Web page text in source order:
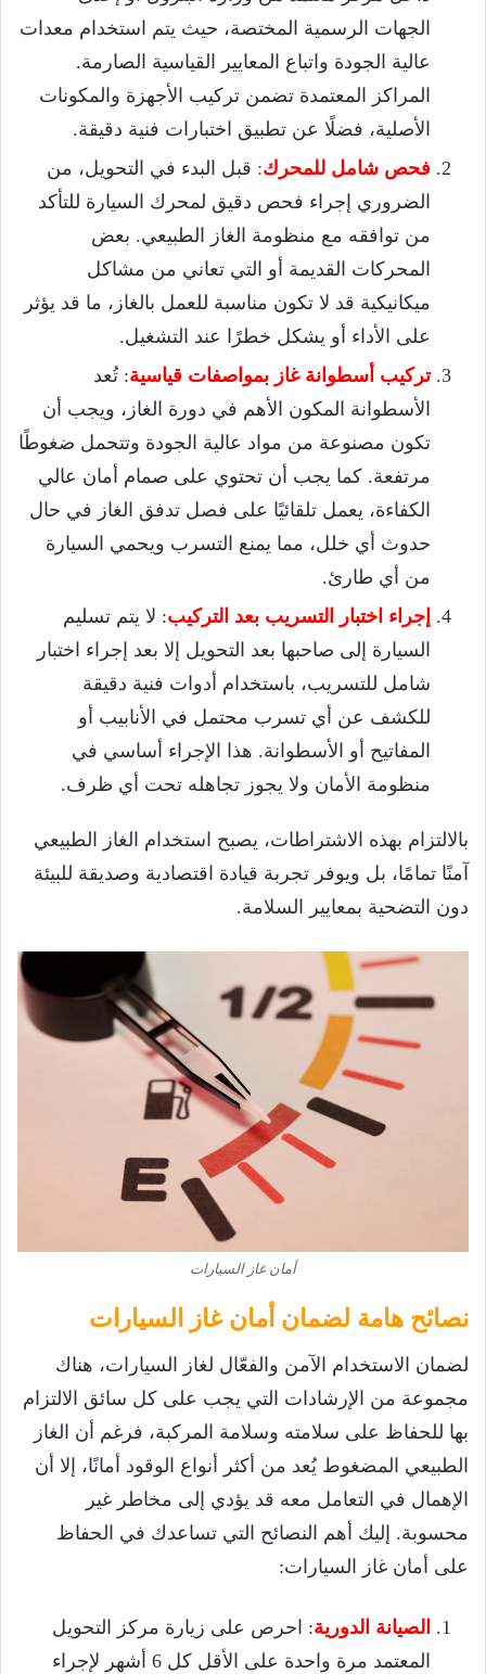
الجهات الرسمية المختصة، حيث يتم استخدام معدات
عالية الجودة واتباع المعايير القياسية الصارمة.
المراكز المعتمدة تضمن تركيب الأجهزة والمكونات
الأصلية، فضلًا عن تطبيق اختبارات فنية دقيقة.
فحص شامل للمحرك: قبل البدء في التحويل، من
الضروري إجراء فحص دقيق لمحرك السيارة للتأكد
من توافقه مع منظومة الغاز الطبيعي. بعض
المحركات القديمة أو التي تعاني من مشاكل
ميكانيكية قد لا تكون مناسبة للعمل بالغاز، ما قد يؤثر
على الأداء أو يشكل خطرًا عند التشغيل.
تركيب أسطوانة غاز بمواصفات قياسية: تُعد
الأسطوانة المكون الأهم في دورة الغاز، ويجب أن
تكون مصنوعة من مواد عالية الجودة وتتحمل ضغوطًا
مرتفعة. كما يجب أن تحتوي على صمام أمان عالي
الكفاءة، يعمل تلقائيًا على فصل تدفق الغاز في حال
حدوث أي خلل، مما يمنع التسرب ويحمي السيارة
من أي طارئ.
إجراء اختبار التسريب بعد التركيب: لا يتم تسليم
السيارة إلى صاحبها بعد التحويل إلا بعد إجراء اختبار
شامل للتسريب، باستخدام أدوات فنية دقيقة
للكشف عن أي تسرب محتمل في الأنابيب أو
المفاتيح أو الأسطوانة. هذا الإجراء أساسي في
منظومة الأمان ولا يجوز تجاهله تحت أي ظرف.
بالالتزام بهذه الاشتراطات، يصبح استخدام الغاز الطبيعي
آمنًا تمامًا، بل ويوفر تجربة قيادة اقتصادية وصديقة للبيئة
دون التضحية بمعايير السلامة.
أمان غاز السيارات
نصائح هامة لضمان أمان غاز السيارات
لضمان الاستخدام الآمن والفعّال لغاز السيارات، هناك
مجموعة من الإرشادات التي يجب على كل سائق الالتزام
بها للحفاظ على سلامته وسلامة المركبة، فرغم أن الغاز
الطبيعي المضغوط يُعد من أكثر أنواع الوقود أمانًا، إلا أن
الإهمال في التعامل معه قد يؤدي إلى مخاطر غير
محسوبة. إليك أهم النصائح التي تساعدك في الحفاظ
على أمان غاز السيارات:
الصيانة الدورية: احرص على زيارة مركز التحويل
المعتمد مرة واحدة على الأقل كل 6 أشهر لإجراء